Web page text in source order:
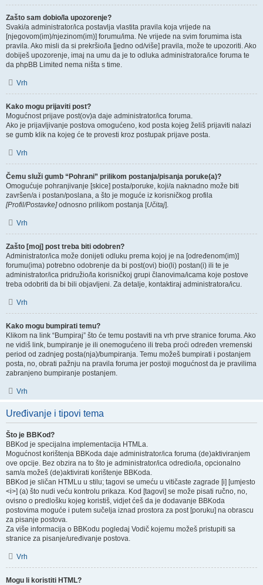
Zašto sam dobio/la upozorenje?
Svaki/a administrator/ica postavlja vlastita pravila koja vrijede na
[njegovom(im)/njezinom(im)] forumu/ima. Ne vrijede na svim forumima ista
pravila. Ako misli da si prekršio/la [jedno od/više] pravila, može te upozoriti. Ako
dobiješ upozorenje, imaj na umu da je to odluka administratora/ice foruma te
da phpBB Limited nema ništa s time.
Vrh
Kako mogu prijaviti post?
Mogućnost prijave post(ov)a daje administrator/ica foruma.
Ako je prijavljivanje postova omogućeno, kod posta kojeg želiš prijaviti nalazi
se gumb klik na kojeg će te provesti kroz postupak prijave posta.
Vrh
Čemu služi gumb “Pohrani” prilikom postanja/pisanja poruke(a)?
Omogućuje pohranjivanje [skice] posta/poruke, koji/a naknadno može biti
završen/a i postan/poslana, a što je moguće iz korisničkog profila
[Profil/Postavke]odnosno prilikom postanja [Učitaj].
Vrh
Zašto [moj] post treba biti odobren?
Administrator/ica može donijeti odluku prema kojoj je na [određenom(im)]
forumu(ima) potrebno odobrenje da bi post(ovi) bio(li) postan(i) ili te je
administrator/ica pridružio/la korisničkoj grupi članovima/icama koje postove
treba odobriti da bi bili objavljeni. Za detalje, kontaktiraj administratora/icu.
Vrh
Kako mogu bumpirati temu?
Klikom na link “Bumpiraj” što će temu postaviti na vrh prve stranice foruma. Ako
ne vidiš link, bumpiranje je ili onemogućeno ili treba proći određen vremenski
period od zadnjeg posta(nja)/bumpiranja. Temu možeš bumpirati i postanjem
posta, no, obrati pažnju na pravila foruma jer postoji mogućnost da je pravilima
zabranjeno bumpiranje postanjem.
Vrh
Uređivanje i tipovi tema
Što je BBKod?
BBKod je specijalna implementacija HTMLa.
Mogućnost korištenja BBKoda daje administrator/ica foruma (de)aktiviranjem
ove opcije. Bez obzira na to što je administrator/ica odredio/la, opcionalno
sam/a možeš (de)aktivirati korištenje BBKoda.
BBKod je sličan HTMLu u stilu; tagovi se umeću u vitičaste zagrade [i] [umjesto
<i>] (a) što nudi veću kontrolu prikaza. Kod [tagovi] se može pisati ručno, no,
ovisno o predlošku kojeg koristiš, vidjet ćeš da je dodavanje BBKoda
postovima moguće i putem sučelja iznad prostora za post [poruku] na obrascu
za pisanje postova.
Za više informacija o BBKodu pogledaj Vodič kojemu možeš pristupiti sa
stranice za pisanje/uređivanje postova.
Vrh
Mogu li koristiti HTML?